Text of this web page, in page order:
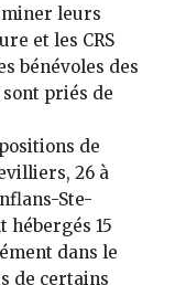
leurs
et les CRS
bénévoles des
priés de
de
26 à
Ste-
hébergés 15
dans le
de certains